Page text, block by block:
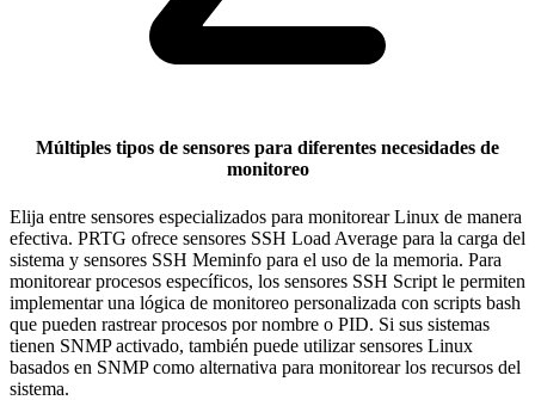
Múltiples tipos de sensores para diferentes necesidades de
monitoreo
Elija entre sensores especializados para monitorear Linux de manera
efectiva. PRTG ofrece sensores SSH Load Average para la carga del
sistema y sensores SSH Meminfo para el uso de la memoria. Para
monitorear procesos específicos, los sensores SSH Script le permiten
implementar una lógica de monitoreo personalizada con scripts bash
que pueden rastrear procesos por nombre o PID. Si sus sistemas
tienen SNMP activado, también puede utilizar sensores Linux
basados en SNMP como alternativa para monitorear los recursos del
sistema.